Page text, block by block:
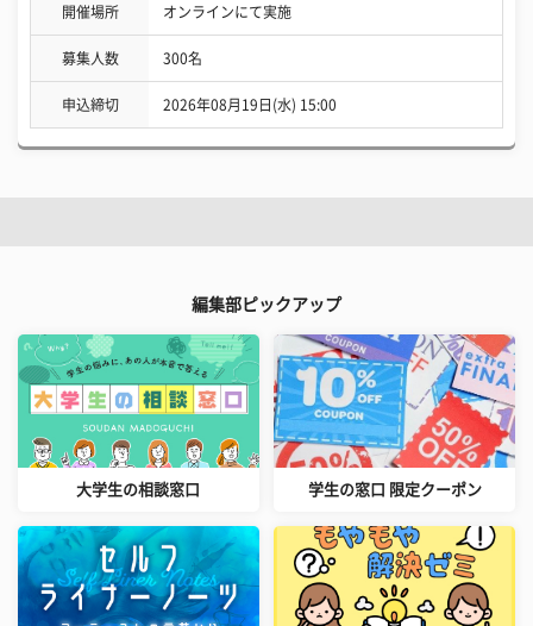
開催場所 オンラインにて実施
募集人数 300名
申込締切 2026年08月19日(水) 15:00
編集部ピックアップ
大学生の相談窓口 学生の窓口 限定クーポン